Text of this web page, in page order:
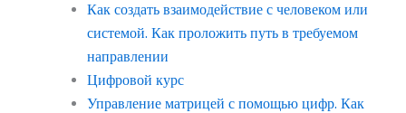
Как создать взаимодействие с человеком или
системой. Как проложить путь в требуемом
направлении
Цифровой курс
Управление матрицей с помощью цифр. Как